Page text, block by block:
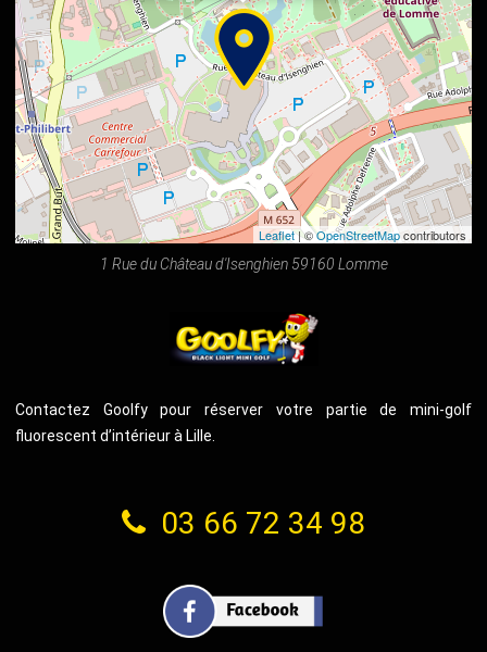
Leaflet| ©OpenStreetMapcontributors
1 Rue du Château d'Isenghien 59160 Lomme
Contactez Goolfy pour réserver votre partie de mini-golf
fluorescent d’intérieur à Lille.
03 66 72 34 98